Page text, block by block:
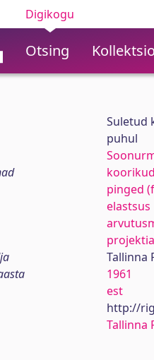
Digikogu
Otsing
Suletud
puhul
koorikud
pinged
elastsus
Tallinna
1961
est
http://
Tallinna